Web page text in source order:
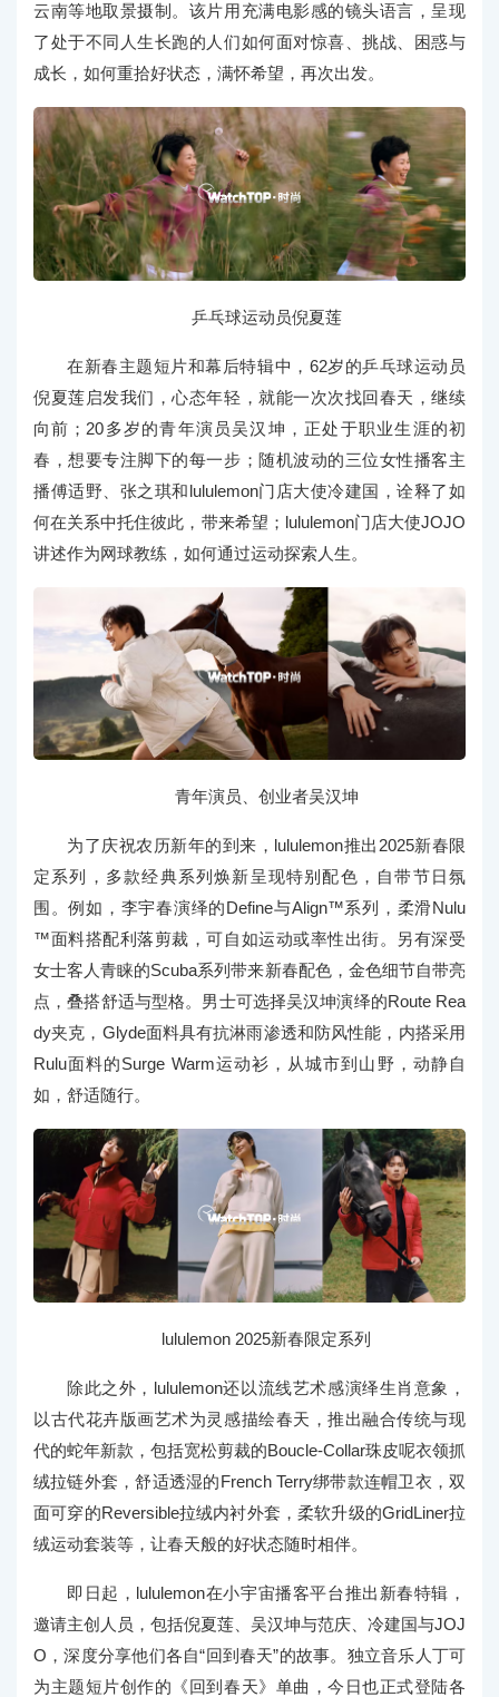
云南等地取景摄制。该片用充满电影感的镜头语言，呈现
了处于不同人生长跑的人们如何面对惊喜、挑战、困惑与
成长，如何重拾好状态，满怀希望，再次出发。
乒乓球运动员倪夏莲
在新春主题短片和幕后特辑中，62岁的乒乓球运动员
倪夏莲启发我们，心态年轻，就能一次次找回春天，继续
向前；20多岁的青年演员吴汉坤，正处于职业生涯的初
春，想要专注脚下的每一步；随机波动的三位女性播客主
播傅适野、张之琪和lululemon门店大使冷建国，诠释了如
何在关系中托住彼此，带来希望；lululemon门店大使JOJO
讲述作为网球教练，如何通过运动探索人生。
青年演员、创业者吴汉坤
为了庆祝农历新年的到来，lululemon推出2025新春限
定系列，多款经典系列焕新呈现特别配色，自带节日氛
围。例如，李宇春演绎的Define与Align™系列，柔滑Nulu
™面料搭配利落剪裁，可自如运动或率性出街。另有深受
女士客人青睐的Scuba系列带来新春配色，金色细节自带亮
点，叠搭舒适与型格。男士可选择吴汉坤演绎的Route Rea
dy夹克，Glyde面料具有抗淋雨渗透和防风性能，内搭采用
Rulu面料的Surge Warm运动衫，从城市到山野，动静自
如，舒适随行。
lululemon 2025新春限定系列
除此之外，lululemon还以流线艺术感演绎生肖意象，
以古代花卉版画艺术为灵感描绘春天，推出融合传统与现
代的蛇年新款，包括宽松剪裁的Boucle-Collar珠皮呢衣领抓
绒拉链外套，舒适透湿的French Terry绑带款连帽卫衣，双
面可穿的Reversible拉绒内衬外套，柔软升级的GridLiner拉
绒运动套装等，让春天般的好状态随时相伴。
即日起，lululemon在小宇宙播客平台推出新春特辑，
邀请主创人员，包括倪夏莲、吴汉坤与范庆、冷建国与JOJ
O，深度分享他们各自“回到春天”的故事。独立音乐人丁可
为主题短片创作的《回到春天》单曲，今日也正式登陆各